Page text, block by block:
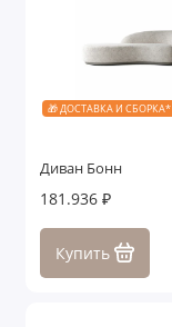
🎁 ДОСТАВКА И СБОРКА*
Диван Бонн
181.936 ₽
Купить